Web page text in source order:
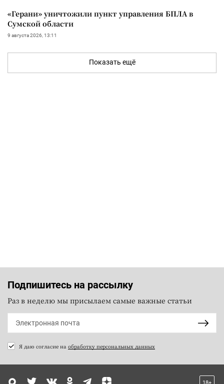
«Герани» уничтожили пункт управления БПЛА в
Сумской области
9 августа 2026, 13:11
Показать ещё
Подпишитесь на рассылку
Раз в неделю мы присылаем самые важные статьи
Я даю согласие на обработку персональных данных
18+